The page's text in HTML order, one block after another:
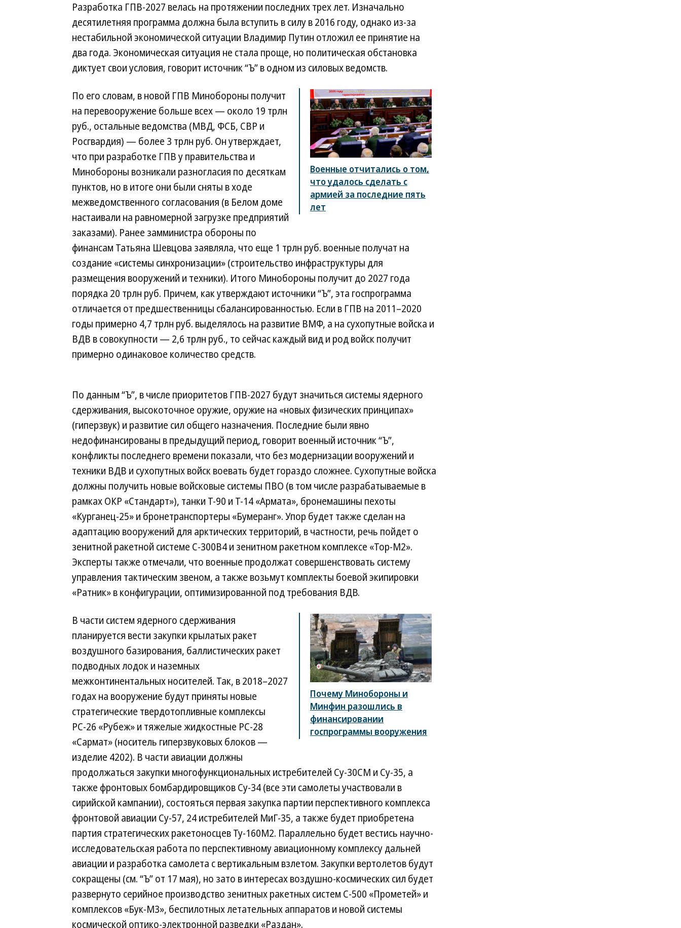
Разработка ГПВ-2027 велась на протяжении последних трех лет. Изначально
десятилетняя программа должна была вступить в силу в 2016 году, однако из-за
нестабильной экономической ситуации Владимир Путин отложил ее принятие на
два года. Экономическая ситуация не стала проще, но политическая обстановка
диктует свои условия, говорит источник “Ъ” в одном из силовых ведомств.
Военные отчитались о том,
что удалось сделать с
армией за последние пять
лет
По его словам, в новой ГПВ Минобороны получит
на перевооружение больше всех — около 19 трлн
руб., остальные ведомства (МВД, ФСБ, СВР и
Росгвардия) — более 3 трлн руб. Он утверждает,
что при разработке ГПВ у правительства и
Минобороны возникали разногласия по десяткам
пунктов, но в итоге они были сняты в ходе
межведомственного согласования (в Белом доме
настаивали на равномерной загрузке предприятий
заказами). Ранее замминистра обороны по
финансам Татьяна Шевцова заявляла, что еще 1 трлн руб. военные получат на
создание «системы синхронизации» (строительство инфраструктуры для
размещения вооружений и техники). Итого Минобороны получит до 2027 года
порядка 20 трлн руб. Причем, как утверждают источники “Ъ”, эта госпрограмма
отличается от предшественницы сбалансированностью. Если в ГПВ на 2011–2020
годы примерно 4,7 трлн руб. выделялось на развитие ВМФ, а на сухопутные войска и
ВДВ в совокупности — 2,6 трлн руб., то сейчас каждый вид и род войск получит
примерно одинаковое количество средств.
По данным “Ъ”, в числе приоритетов ГПВ-2027 будут значиться системы ядерного
сдерживания, высокоточное оружие, оружие на «новых физических принципах»
(гиперзвук) и развитие сил общего назначения. Последние были явно
недофинансированы в предыдущий период, говорит военный источник “Ъ”,
конфликты последнего времени показали, что без модернизации вооружений и
техники ВДВ и сухопутных войск воевать будет гораздо сложнее. Сухопутные войска
должны получить новые войсковые системы ПВО (в том числе разрабатываемые в
рамках ОКР «Стандарт»), танки Т-90 и Т-14 «Армата», бронемашины пехоты
«Курганец-25» и бронетранспортеры «Бумеранг». Упор будет также сделан на
адаптацию вооружений для арктических территорий, в частности, речь пойдет о
зенитной ракетной системе С-300В4 и зенитном ракетном комплексе «Тор-М2».
Эксперты также отмечали, что военные продолжат совершенствовать систему
управления тактическим звеном, а также возьмут комплекты боевой экипировки
«Ратник» в конфигурации, оптимизированной под требования ВДВ.
Почему Минобороны и
Минфин разошлись в
финансировании
госпрограммы вооружения
В части систем ядерного сдерживания
планируется вести закупки крылатых ракет
воздушного базирования, баллистических ракет
подводных лодок и наземных
межконтинентальных носителей. Так, в 2018–2027
годах на вооружение будут приняты новые
стратегические твердотопливные комплексы
РС-26 «Рубеж» и тяжелые жидкостные РС-28
«Сармат» (носитель гиперзвуковых блоков —
изделие 4202). В части авиации должны
продолжаться закупки многофункциональных истребителей Су-30СМ и Су-35, а
также фронтовых бомбардировщиков Су-34 (все эти самолеты участвовали в
сирийской кампании), состояться первая закупка партии перспективного комплекса
фронтовой авиации Су-57, 24 истребителей МиГ-35, а также будет приобретена
партия стратегических ракетоносцев Ту-160М2. Параллельно будет вестись научно-
исследовательская работа по перспективному авиационному комплексу дальней
авиации и разработка самолета с вертикальным взлетом. Закупки вертолетов будут
сокращены (см. “Ъ” от 17 мая), но зато в интересах воздушно-космических сил будет
развернуто серийное производство зенитных ракетных систем С-500 «Прометей» и
комплексов «Бук-М3», беспилотных летательных аппаратов и новой системы
космической оптико-электронной разведки «Раздан».